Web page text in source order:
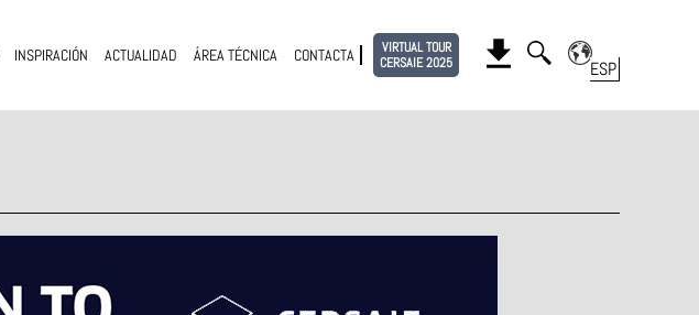
INSPIRACIÓN ACTUALIDAD ÁREA TÉCNICA CONTACTA
VIRTUAL TOUR
CERSAIE 2025